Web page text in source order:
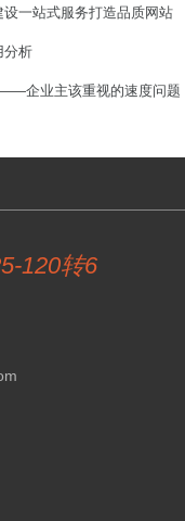
一站式服务打造品质网站
分析
企业主该重视的速度问题
120转6